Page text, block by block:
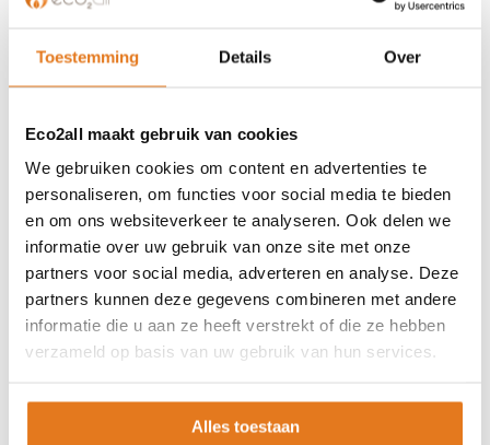
Toestemming Details Over
Eco2all maakt gebruik van cookies
We gebruiken cookies om content en advertenties te
personaliseren, om functies voor social media te bieden
en om ons websiteverkeer te analyseren. Ook delen we
informatie over uw gebruik van onze site met onze
partners voor social media, adverteren en analyse. Deze
partners kunnen deze gegevens combineren met andere
informatie die u aan ze heeft verstrekt of die ze hebben
verzameld op basis van uw gebruik van hun services.
Alles toestaan
Contact
Appendages
Biomassa ketels
Boilers
Buffervaten
Controllers
CV haard
CV pellet kachels
Infrarood panelen
Kachels